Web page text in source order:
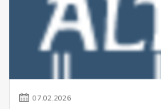
07.02.2026